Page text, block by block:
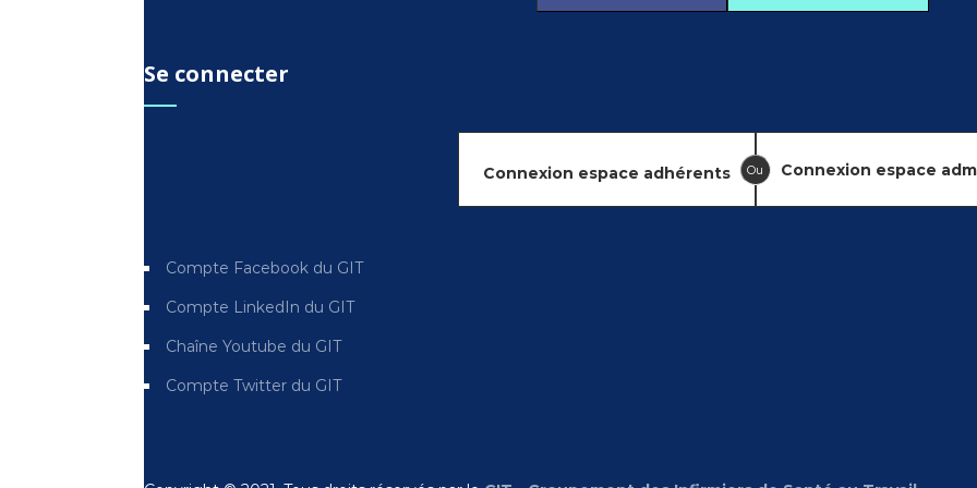
Se connecter
Connexion espace adhérents Ou Connexion espace
Compte Facebook du GIT
Compte LinkedIn du GIT
Chaîne Youtube du GIT
Compte Twitter du GIT